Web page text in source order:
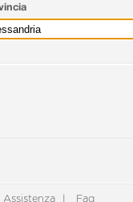
Assistenza Faq